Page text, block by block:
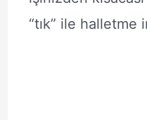
“tık” ile halletme